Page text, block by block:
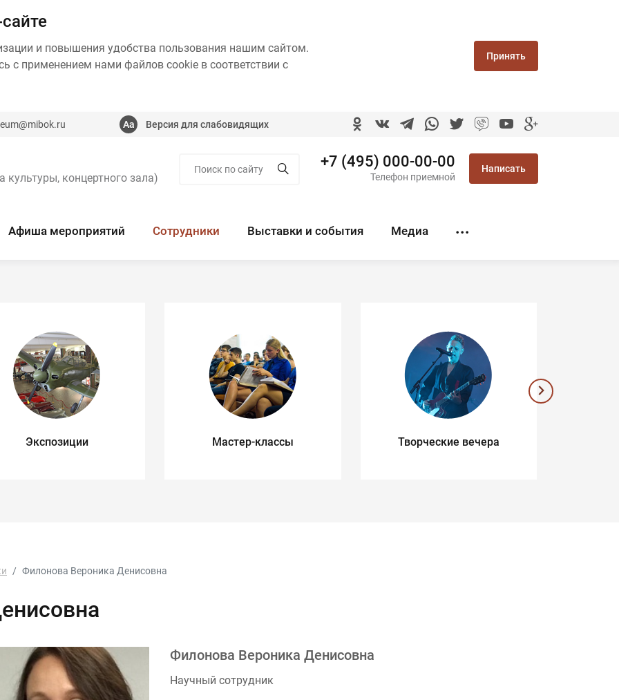
и повышения удобства пользования нашим сайтом.
с применением нами файлов cookie в соответствии с
Принять
Версия для слабовидящих
концертного зала)
+7 (495) 000-00-00
Телефон приемной
Написать
Афиша мероприятий Сотрудники Выставки и события Медиа
Экспозиции Мастер-классы Творческие вечера
Филонова Вероника Денисовна
Филонова Вероника Денисовна
Научный сотрудник